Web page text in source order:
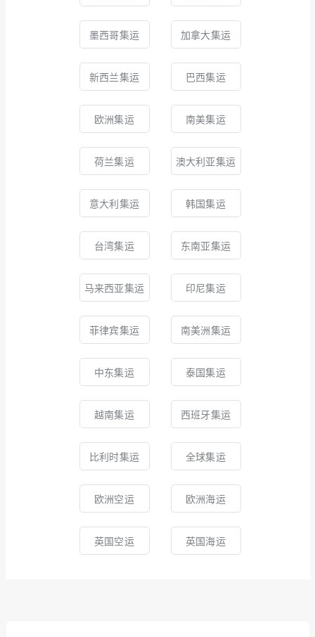
墨西哥集运 加拿大集运
新西兰集运 巴西集运
欧洲集运 南美集运
荷兰集运 澳大利亚集运
意大利集运 韩国集运
台湾集运 东南亚集运
马来西亚集运 印尼集运
菲律宾集运 南美洲集运
中东集运 泰国集运
越南集运 西班牙集运
比利时集运 全球集运
欧洲空运 欧洲海运
英国空运 英国海运